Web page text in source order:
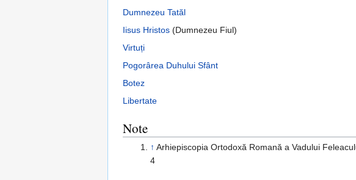
Dumnezeu Tatăl
Iisus Hristos (Dumnezeu Fiul)
Virtuți
Pogorârea Duhului Sfânt
Botez
Libertate
Note
↑ Arhiepiscopia Ortodoxă Romană a Vadului
4